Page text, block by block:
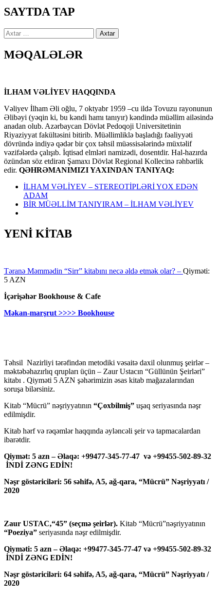
SAYTDA TAP
Axtarış:
MƏQALƏLƏR
İLHAM VƏLİYEV HAQQINDA
Vəliyev İlham Əli oğlu, 7 oktyabr 1959 –cu ildə Tovuzu rayonunun
Əlibəyi (yəqin ki, bu kəndi hamı tanıyır) kəndində müəllim ailəsində
anadan olub. Azərbaycan Dövlət Pedoqoji Universitetinin
Riyaziyyat fakültəsini bitirib. Müəllimliklə başladığı fəaliyyəti
dövründə indiyə qədər bir çox təhsil müəssisələrində müxtəlif
vəzifələrdə çalışıb. İqtisad elmləri namizədi, dosentdir. Hal-hazırda
özündən söz etdirən Şamaxı Dövlət Regional Kollecinə rəhbərlik
edir. QƏHRƏMANIMIZI YAXINDAN TANIYAQ:
İLHAM VƏLİYEV – STEREOTİPLƏRİ YOX EDƏN
ADAM
BİR MÜƏLLİM TANIYIRAM – İLHAM VƏLİYEV
YENİ KİTAB
Təranə Məmmədin “Sirr” kitabını necə əldə etmək olar? – Qiyməti:
5 AZN
İçərişəhər Bookhouse & Cafe
Məkan-marşrut >>>> Bookhouse
Təhsil Nazirliyi tərəfindən metodiki vəsaitə daxil olunmuş şeirlər –
məktəbəhazırlıq qrupları üçün – Zaur Ustacın “Güllünün Şeirləri”
kitabı . Qiyməti 5 AZN şəhərimizin əsas kitab mağazalarından
soruşa bilərsiniz.
Kitab “Mücrü” nəşriyyatının “Çoxbilmiş” uşaq seriyasında nəşr
edilmişdir.
Kitab hərf və rəqəmlər haqqında əyləncəli şeir və tapmacalardan
ibarətdir.
Qiymət: 5 azn – Əlaqə: +99477-345-77-47 və +99455-502-89-32
İNDİ ZƏNG EDİN!
Nəşr göstəriciləri: 56 səhifə, A5, ağ-qara, “Mücrü” Nəşriyyatı /
2020
Zaur USTAC,“45” (seçmə şeirlər). Kitab “Mücrü”nəşriyyatının
“Poeziya” seriyasında nəşr edilmişdir.
Qiyməti: 5 azn – Əlaqə: +99477-345-77-47 və +99455-502-89-32
İNDİ ZƏNG EDİN!
Nəşr göstəriciləri: 64 səhifə, A5, ağ-qara, “Mücrü” Nəşriyyatı /
2020